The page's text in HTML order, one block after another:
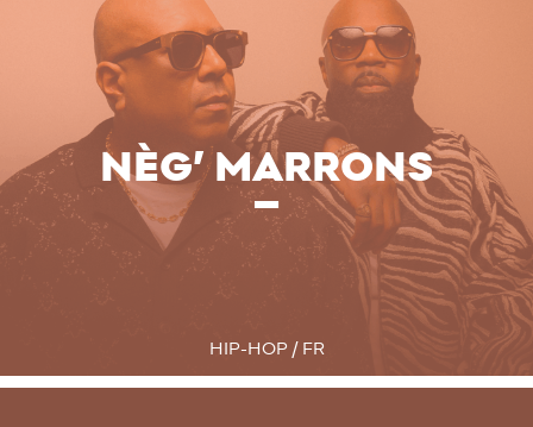
NÈG’ MARRONS
HIP-HOP / FR